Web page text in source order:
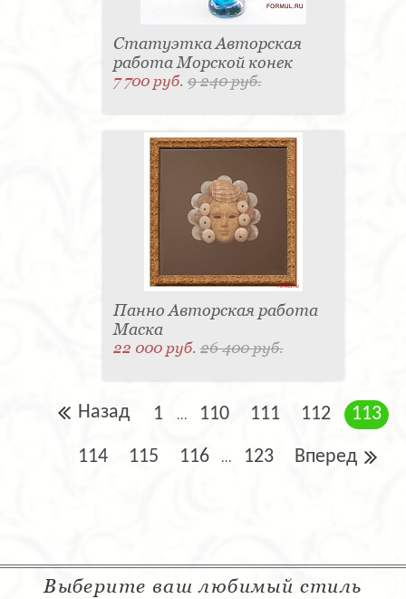
Статуэтка Авторская
работа Морской конек
7 700 руб.9 240 руб.
Панно Авторская работа
Маска
22 000 руб.26 400 руб.
Назад 1 ... 110 111 112 113
114 115 116 ... 123 Вперед
Выберите ваш любимый стиль